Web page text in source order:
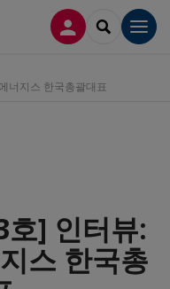
접속 SEARCH
너지스 한국총괄대표
] 인터뷰:
스 한국총